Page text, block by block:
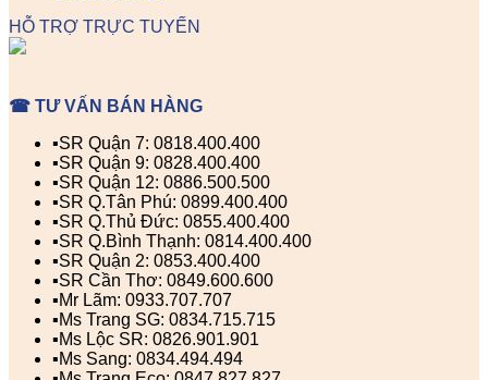
HỖ TRỢ TRỰC TUYẾN
☎ TƯ VẤN BÁN HÀNG
▪️SR Quận 7: 0818.400.400
▪️SR Quận 9: 0828.400.400
▪️SR Quận 12: 0886.500.500
▪️SR Q.Tân Phú: 0899.400.400
▪️SR Q.Thủ Đức: 0855.400.400
▪️SR Q.Bình Thạnh: 0814.400.400
▪️SR Quận 2: 0853.400.400
▪️SR Cần Thơ: 0849.600.600
▪️Mr Lãm: 0933.707.707
▪️Ms Trang SG: 0834.715.715
▪️Ms Lộc SR: 0826.901.901
▪️Ms Sang: 0834.494.494